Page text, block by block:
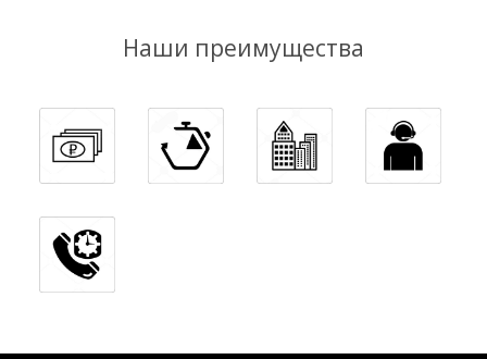
Наши преимущества